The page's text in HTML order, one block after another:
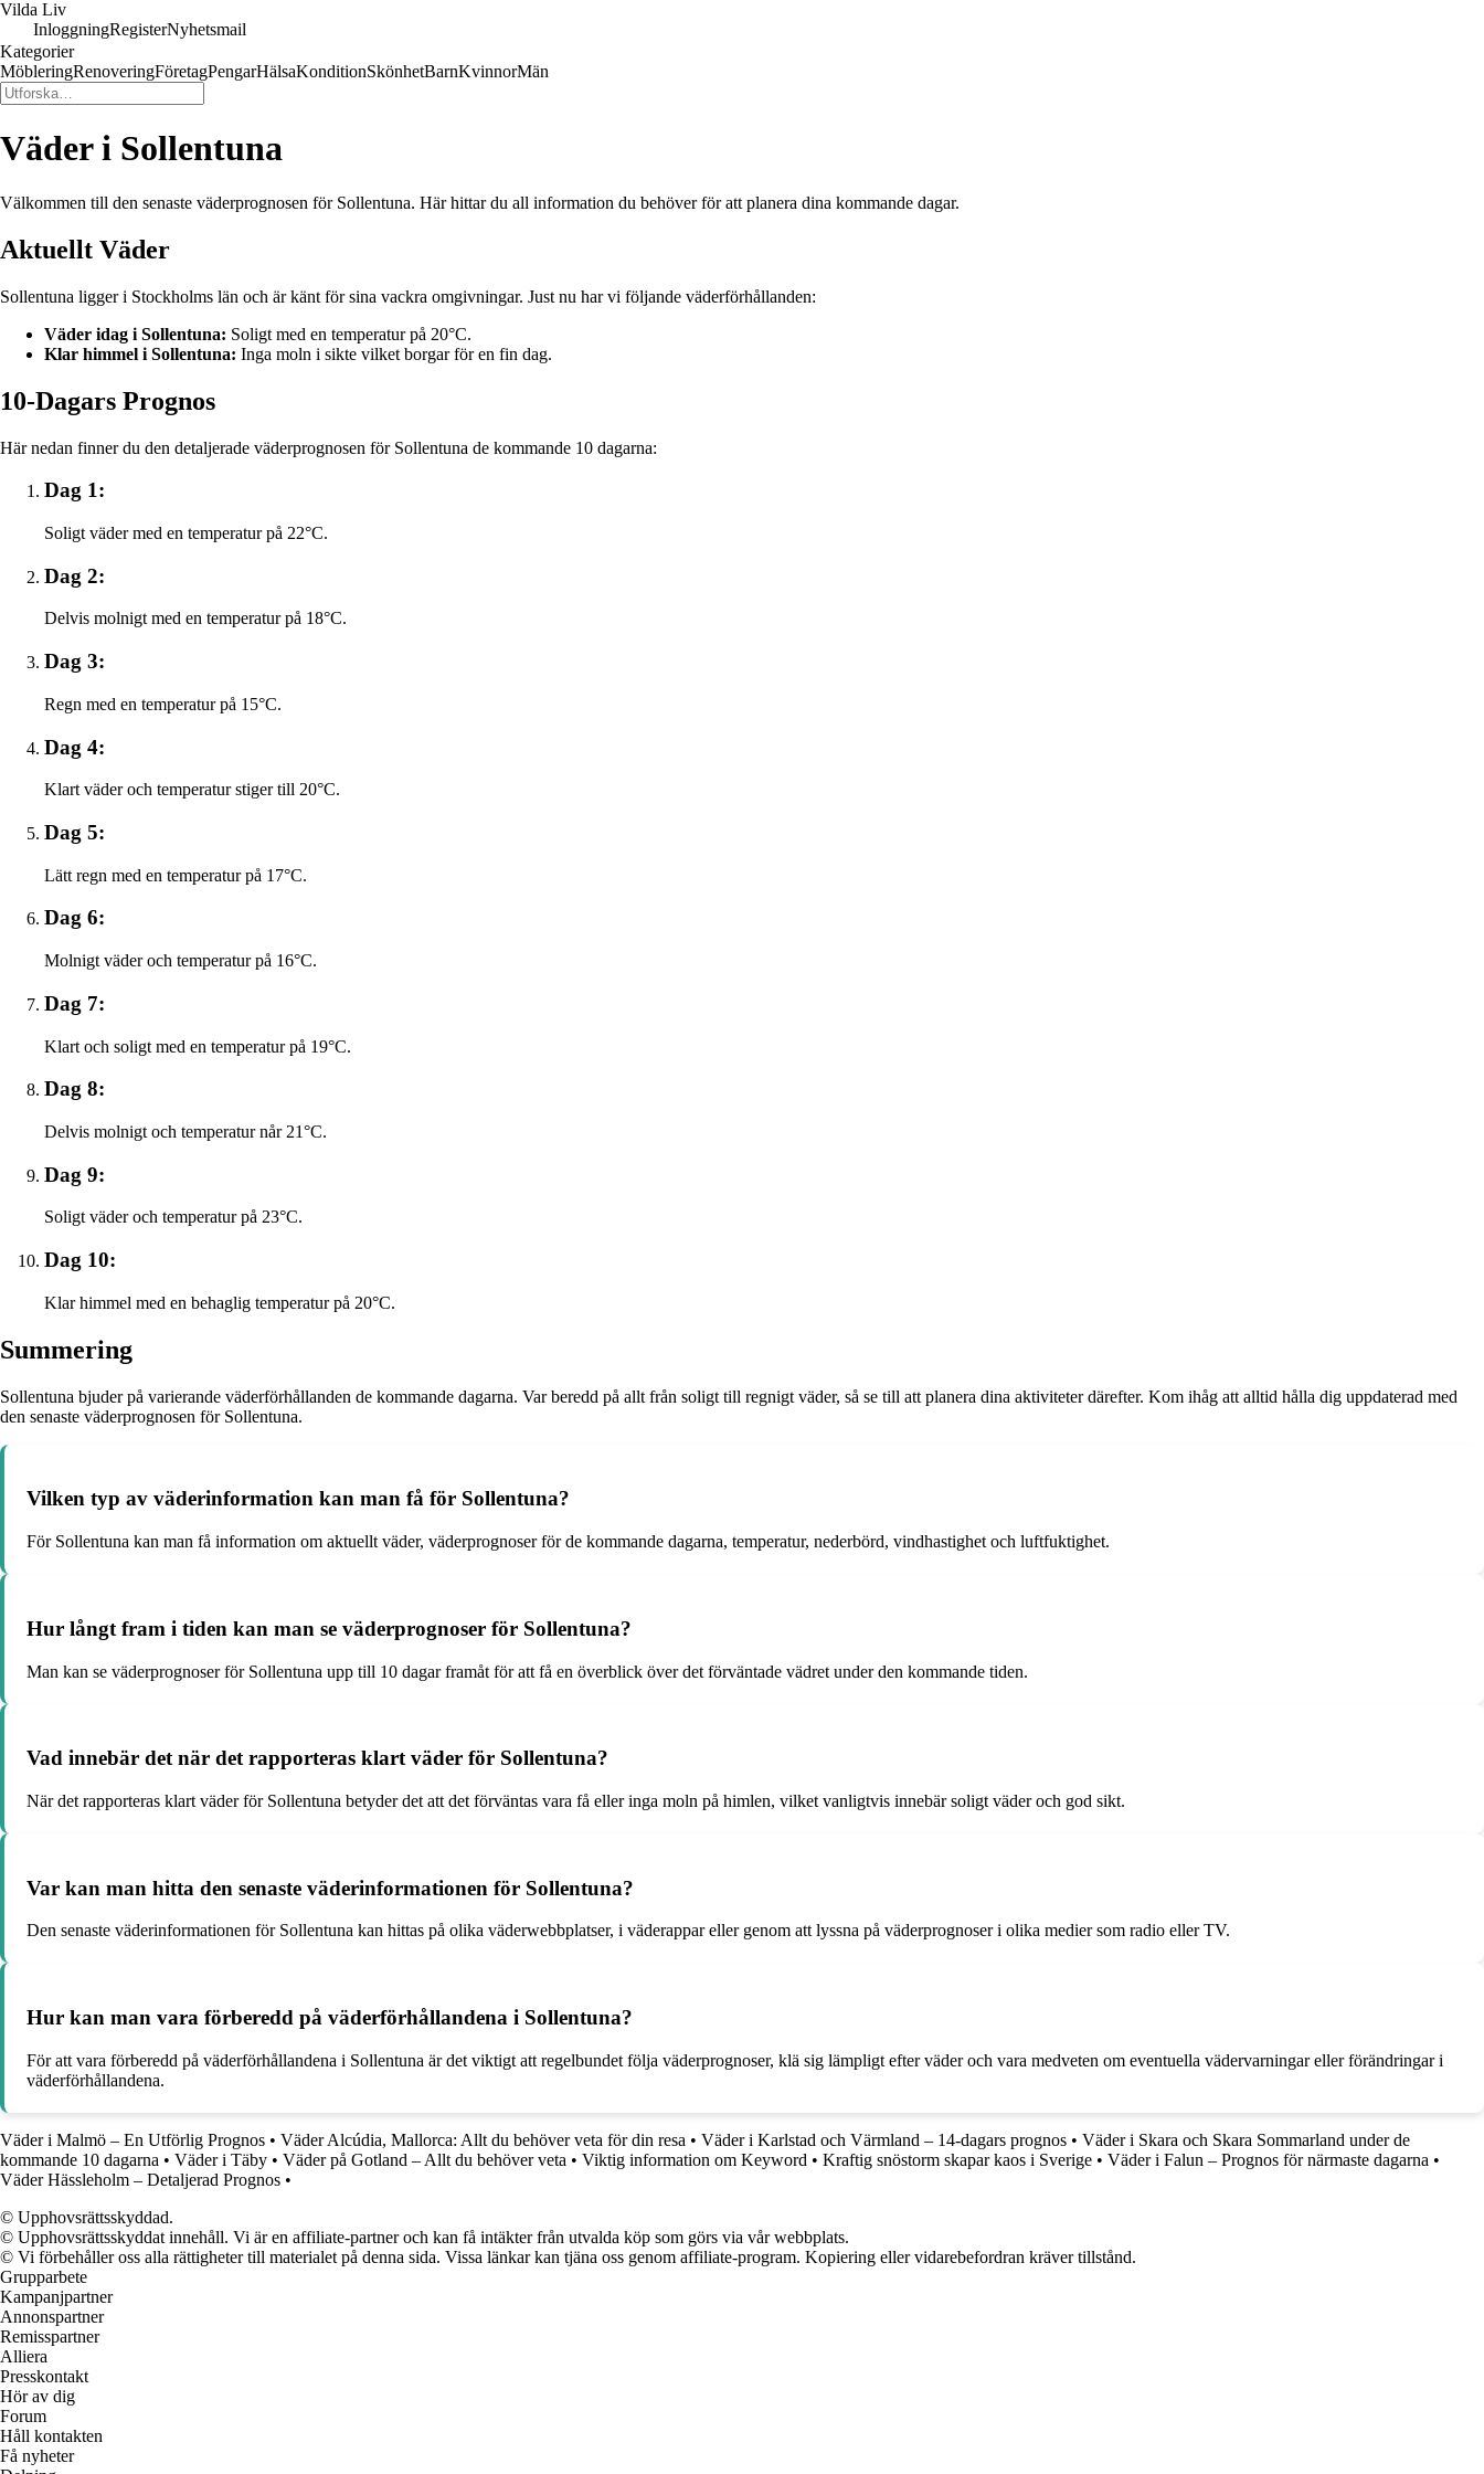
Vilda Liv
InloggningRegisterNyhetsmail
Kategorier
MöbleringRenoveringFöretagPengarHälsaKonditionSkönhetBarnKvinnorMän
Väder i Sollentuna
Välkommen till den senaste väderprognosen för Sollentuna. Här hittar du all information du behöver för att planera dina kommande dagar.
Aktuellt Väder
Sollentuna ligger i Stockholms län och är känt för sina vackra omgivningar. Just nu har vi följande väderförhållanden:
Väder idag i Sollentuna: Soligt med en temperatur på 20°C.
Klar himmel i Sollentuna: Inga moln i sikte vilket borgar för en fin dag.
10-Dagars Prognos
Här nedan finner du den detaljerade väderprognosen för Sollentuna de kommande 10 dagarna:
Dag 1:
Soligt väder med en temperatur på 22°C.
Dag 2:
Delvis molnigt med en temperatur på 18°C.
Dag 3:
Regn med en temperatur på 15°C.
Dag 4:
Klart väder och temperatur stiger till 20°C.
Dag 5:
Lätt regn med en temperatur på 17°C.
Dag 6:
Molnigt väder och temperatur på 16°C.
Dag 7:
Klart och soligt med en temperatur på 19°C.
Dag 8:
Delvis molnigt och temperatur når 21°C.
Dag 9:
Soligt väder och temperatur på 23°C.
Dag 10:
Klar himmel med en behaglig temperatur på 20°C.
Summering
Sollentuna bjuder på varierande väderförhållanden de kommande dagarna. Var beredd på allt från soligt till regnigt väder, så se till att planera dina aktiviteter därefter. Kom ihåg att alltid hålla dig uppdaterad med
den senaste väderprognosen för Sollentuna.
Vilken typ av väderinformation kan man få för Sollentuna?
För Sollentuna kan man få information om aktuellt väder, väderprognoser för de kommande dagarna, temperatur, nederbörd, vindhastighet och luftfuktighet.
Hur långt fram i tiden kan man se väderprognoser för Sollentuna?
Man kan se väderprognoser för Sollentuna upp till 10 dagar framåt för att få en överblick över det förväntade vädret under den kommande tiden.
Vad innebär det när det rapporteras klart väder för Sollentuna?
När det rapporteras klart väder för Sollentuna betyder det att det förväntas vara få eller inga moln på himlen, vilket vanligtvis innebär soligt väder och god sikt.
Var kan man hitta den senaste väderinformationen för Sollentuna?
Den senaste väderinformationen för Sollentuna kan hittas på olika väderwebbplatser, i väderappar eller genom att lyssna på väderprognoser i olika medier som radio eller TV.
Hur kan man vara förberedd på väderförhållandena i Sollentuna?
För att vara förberedd på väderförhållandena i Sollentuna är det viktigt att regelbundet följa väderprognoser, klä sig lämpligt efter väder och vara medveten om eventuella vädervarningar eller förändringar i
väderförhållandena.
Väder i Malmö – En Utförlig Prognos • Väder Alcúdia, Mallorca: Allt du behöver veta för din resa • Väder i Karlstad och Värmland – 14-dagars prognos • Väder i Skara och Skara Sommarland under de
kommande 10 dagarna • Väder i Täby • Väder på Gotland – Allt du behöver veta • Viktig information om Keyword • Kraftig snöstorm skapar kaos i Sverige • Väder i Falun – Prognos för närmaste dagarna •
Väder Hässleholm – Detaljerad Prognos •
© Upphovsrättsskyddad.
© Upphovsrättsskyddat innehåll. Vi är en affiliate-partner och kan få intäkter från utvalda köp som görs via vår webbplats.
© Vi förbehåller oss alla rättigheter till materialet på denna sida. Vissa länkar kan tjäna oss genom affiliate-program. Kopiering eller vidarebefordran kräver tillstånd.
Grupparbete
Kampanjpartner
Annonspartner
Remisspartner
Alliera
Presskontakt
Hör av dig
Forum
Håll kontakten
Få nyheter